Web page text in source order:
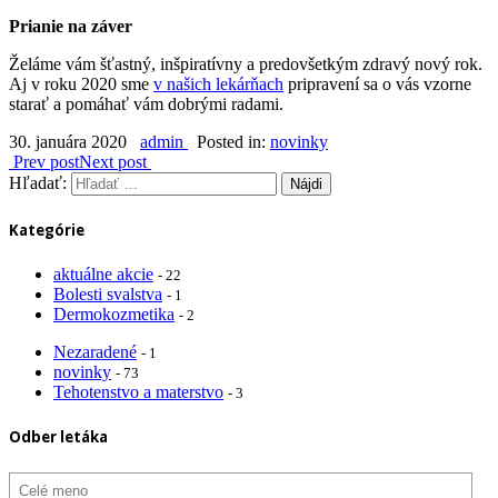
Prianie na záver
Želáme vám šťastný, inšpiratívny a predovšetkým zdravý nový rok.
Aj v roku 2020 sme v našich lekárňach pripravení sa o vás vzorne
starať a pomáhať vám dobrými radami.
30. januára 2020
admin Posted in: novinky
Prev postNext post
Hľadať:
Kategórie
aktuálne akcie - 22
Bolesti svalstva - 1
Dermokozmetika - 2
Nezaradené - 1
novinky - 73
Tehotenstvo a materstvo - 3
Odber letáka